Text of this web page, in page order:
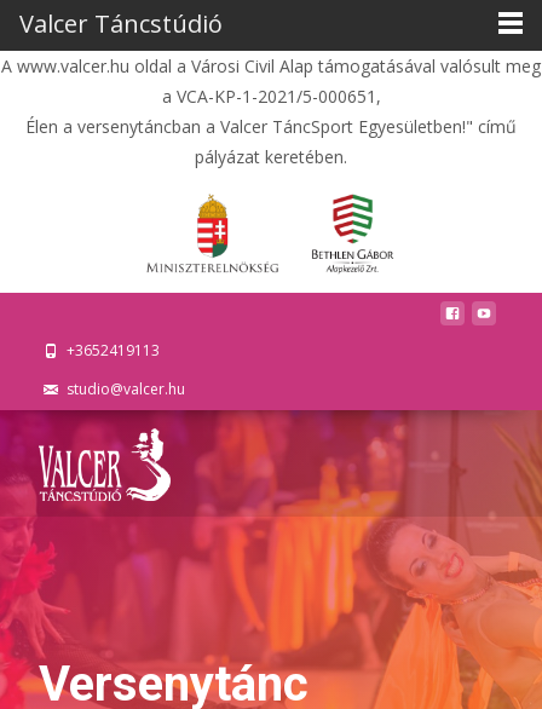
A www.valcer.hu oldal a Városi Civil Alap támogatásával valósult meg
a VCA-KP-1-2021/5-000651,
Élen a versenytáncban a Valcer TáncSport Egyesületben!" című
pályázat keretében.
+3652419113
studio@valcer.hu
Valcer Táncstúdió